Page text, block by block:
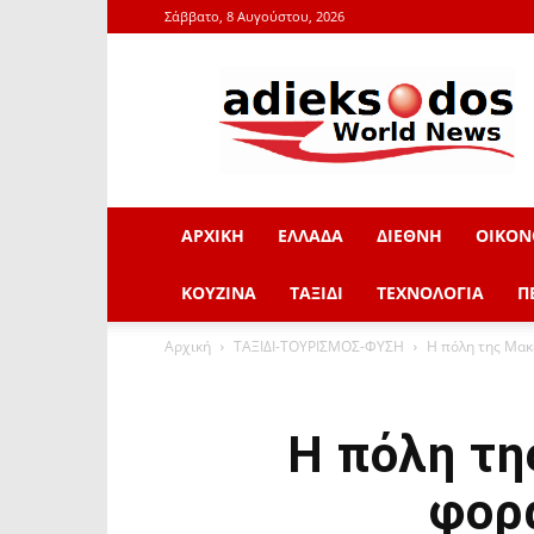
Σάββατο, 8 Αυγούστου, 2026
adieksodos.gr
ΑΡΧΙΚΗ ΕΛΛΑΔΑ ΔΙΕΘΝΗ
ΚΟΥΖΙΝΑ ΤΑΞΙΔΙ ΤΕΧΝΟΛΟΓΙΑ
Αρχική ΤΑΞΙΔΙ-ΤΟΥΡΙΣΜΟΣ-ΦΥΣΗ Η πόλη της
Η πόλη